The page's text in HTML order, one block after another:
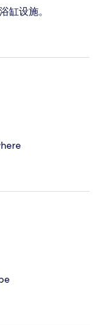
缸设施。